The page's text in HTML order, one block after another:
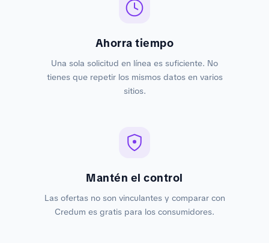
Ahorra tiempo
Una sola solicitud en línea es suficiente. No
tienes que repetir los mismos datos en varios
sitios.
Mantén el control
Las ofertas no son vinculantes y comparar con
Credum es gratis para los consumidores.